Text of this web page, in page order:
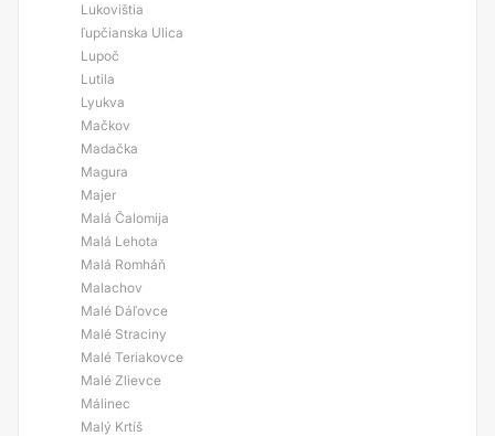
Lukovištia
ľupčianska Ulica
Lupoč
Lutila
Lyukva
Mačkov
Madačka
Magura
Majer
Malá Čalomija
Malá Lehota
Malá Romháň
Malachov
Malé Dáľovce
Malé Straciny
Malé Teriakovce
Malé Zlievce
Málinec
Malý Krtíš